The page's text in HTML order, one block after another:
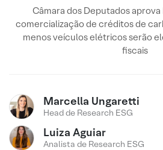
Câmara dos Deputados
comercialização de créditos de
menos veículos elétricos serão
fiscais
Marcella Ungaretti
Head de Research ESG
Luiza Aguiar
Analista de Research ESG